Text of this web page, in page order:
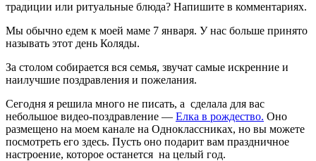
традиции или ритуальные блюда? Напишите в комментариях.
Мы обычно едем к моей маме 7 января. У нас больше принято
называть этот день Коляды.
За столом собирается вся семья, звучат самые искренние и
наилучшие поздравления и пожелания.
Сегодня я решила много не писать, а сделала для вас
небольшое видео-поздравление — Елка в рождество. Оно
размещено на моем канале на Одноклассниках, но вы можете
посмотреть его здесь. Пусть оно подарит вам праздничное
настроение, которое останется на целый год.